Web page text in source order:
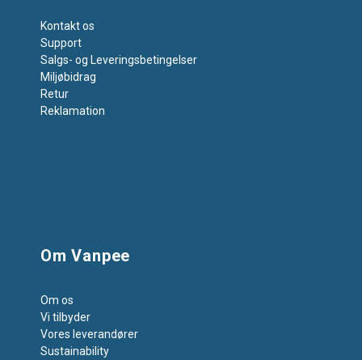
Kontakt os
Support
Salgs- og Leveringsbetingelser
Miljøbidrag
Retur
Reklamation
Om Vanpee
Om os
Vi tilbyder
Vores leverandører
Sustainability